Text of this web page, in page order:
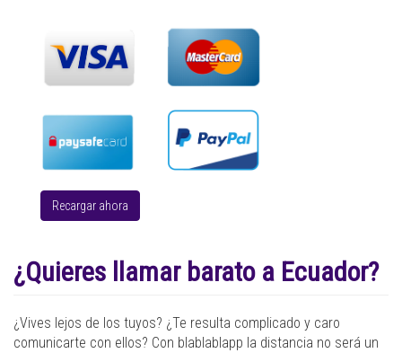
Recargar ahora
¿Quieres llamar barato a Ecuador?
¿Vives lejos de los tuyos? ¿Te resulta complicado y caro
comunicarte con ellos? Con blablablapp la distancia no será un